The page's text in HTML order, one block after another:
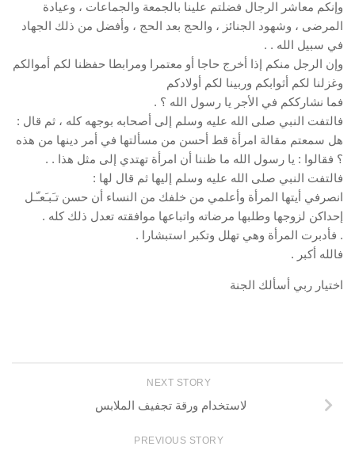
وإنكم معاشر الرجال فضلتم علينا بالجمعة والجماعات ، وعيادة
المرضى ، وشهود الجنائز ، والحج بعد الحج ، وأفضل من ذلك الجهاد
في سبيل الله . .
وإن الرجل منكم إذا أخرج حاجا أو معتمرا ومرابطا حفظنا لكم أموالكم
وغزلنا لكم أثوابكم وربينا لكم أولادكم
فما نشارككم في الأجر يا رسول الله ؟ .
فالتفت النبي صلى الله عليه وسلم إلى أصحابه بوجهه كله ، ثم قال :
هل سمعتم مقالة امرأة قط أحسن من مسألتها في أمر دينها من هذه
؟ فقالوا : يا رسول الله ما ظننا أن امرأة تهتدي إلى مثل هذا . .
فالتفت النبي صلى الله عليه وسلم إليها ثم قال لها :
انصرفي أيتها المرأة وأعلمي من خلفك من النساء أن حسن تـَبـَعـّـل
إحداكن لزوجها وطلبها مرضاته واتباعها موافقته تعدل ذلك كله .
. فأدبرت المرأة وهي تهلل وتكبر استبشارا .
فالله أكبر .
اختيار ربي أسألك الجنة
NEXT STORY
لاستخدام ورقة تجفيف الملابس
PREVIOUS STORY